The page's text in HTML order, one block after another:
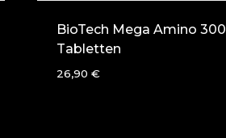
BioTech Mega Amino 300
Tabletten
26,90 €